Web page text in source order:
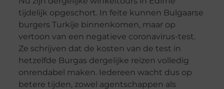
tijdelijk opgeschort. In feite kunnen Bulgaarse
burgers Turkije binnenkomen, maar op
vertoon van een negatieve coronavirus-test.
Ze schrijven dat de kosten van de test in
hetzelfde Burgas dergelijke reizen volledig
onrendabel maken. Iedereen wacht dus op
betere tijden, zowel agentschappen als